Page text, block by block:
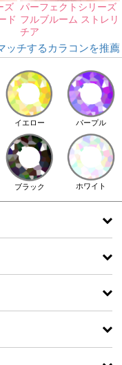
ズ
ド
パーフェクトシリーズ
フルブルーム ストレリ
チア
ッチするカラコンを推薦
イエロー パープル
ブラック ホワイト